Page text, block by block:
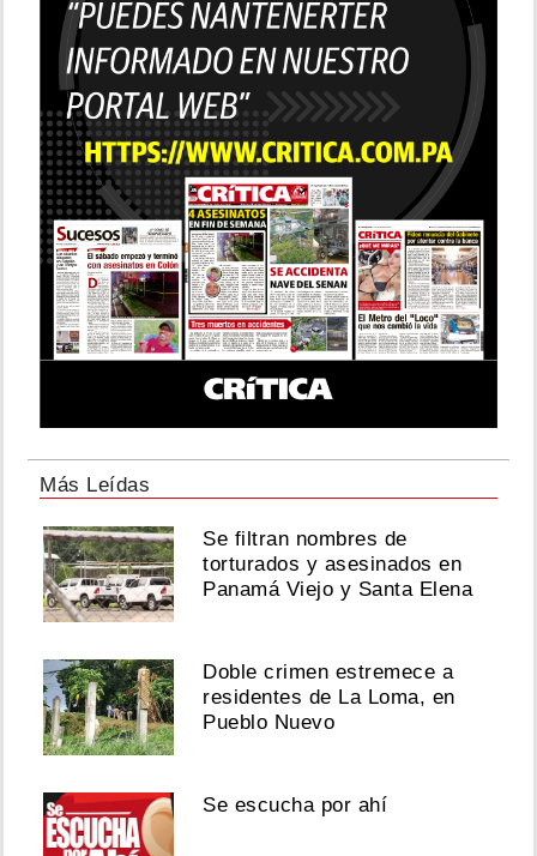
Más Leídas
Se filtran nombres de
torturados y asesinados en
Panamá Viejo y Santa Elena
Doble crimen estremece a
residentes de La Loma, en
Pueblo Nuevo
Se escucha por ahí